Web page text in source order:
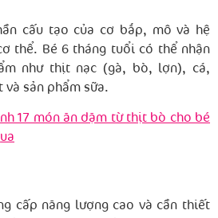
cấu tạo của cơ bắp, mô và hệ
thể. Bé 6 tháng tuổi có thể nhận
như thịt nạc (gà, bò, lợn), cá,
sản phẩm sữa.
17 món ăn dặm từ thịt bò cho bé
cấp năng lượng cao và cần thiết